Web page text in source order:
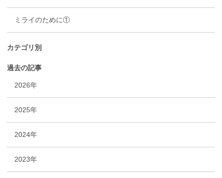
ミライのために①
カテゴリ別
過去の記事
2026年
2025年
2024年
2023年